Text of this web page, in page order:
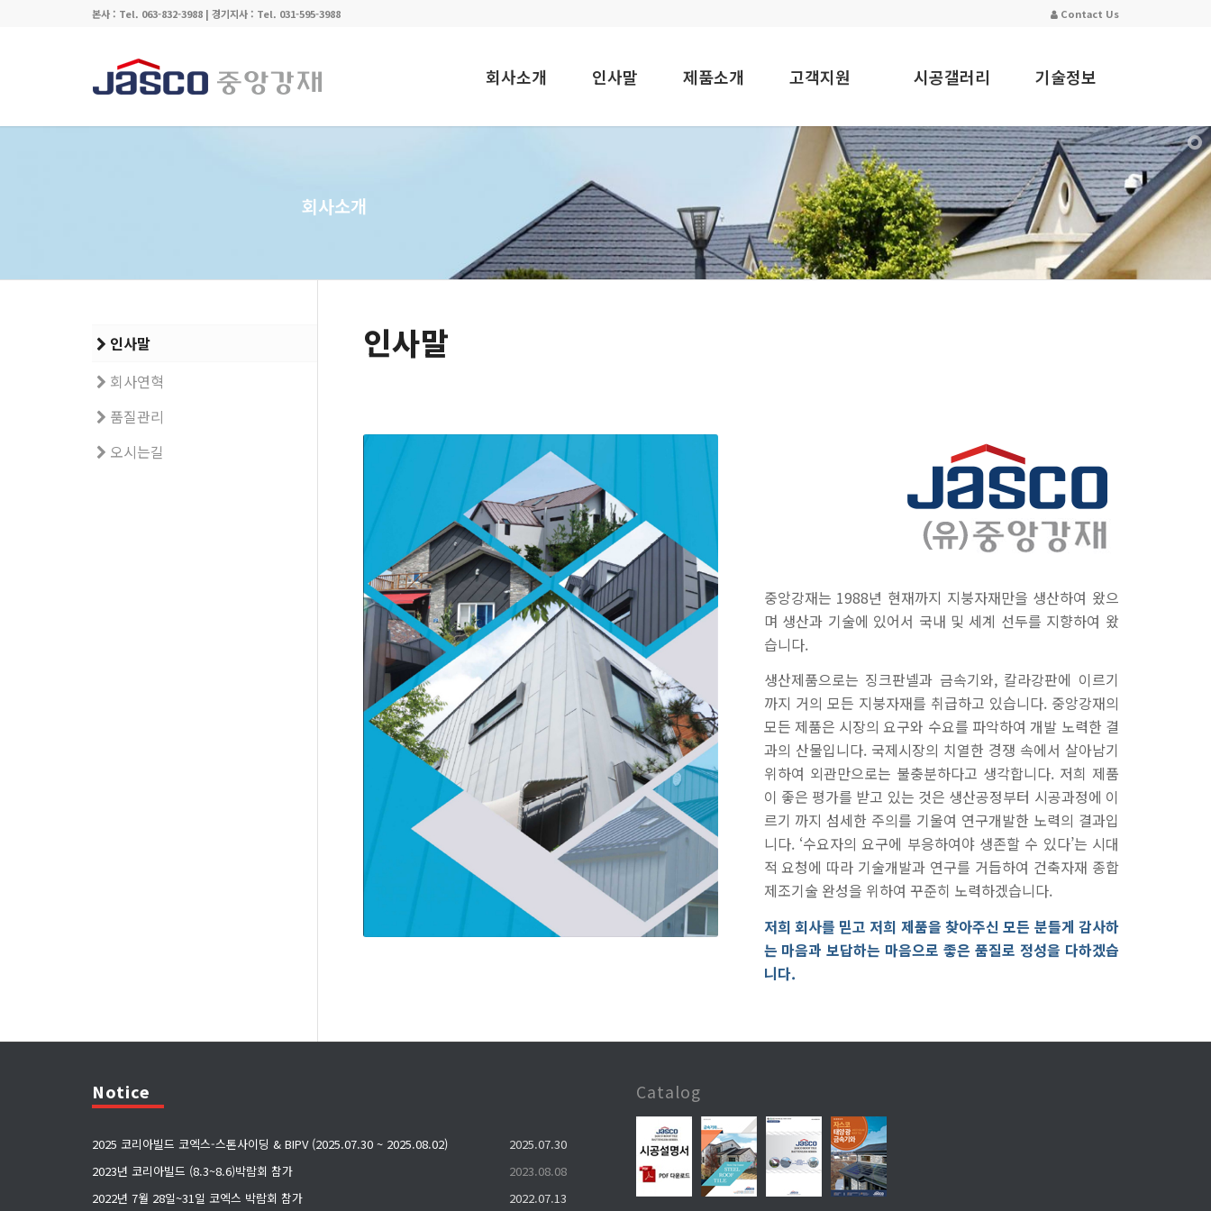
Contact Us
본사 : Tel. 063-832-3988 | 경기지사 : Tel. 031-595-3988
회사소개 인사말 제품소개 고객지원 시공갤러리 기술정보
회사소개
인사말
중앙강재는 1988년 현재까지 지붕자재만을 생산하여 왔으
며 생산과 기술에 있어서 국내 및 세계 선두를 지향하여 왔
습니다.
생산제품으로는 징크판넬과 금속기와, 칼라강판에 이르기
까지 거의 모든 지붕자재를 취급하고 있습니다. 중앙강재의
모든 제품은 시장의 요구와 수요를 파악하여 개발 노력한 결
과의 산물입니다. 국제시장의 치열한 경쟁 속에서 살아남기
위하여 외관만으로는 불충분하다고 생각합니다. 저희 제품
이 좋은 평가를 받고 있는 것은 생산공정부터 시공과정에 이
르기 까지 섬세한 주의를 기울여 연구개발한 노력의 결과입
니다. ‘수요자의 요구에 부응하여야 생존할 수 있다’는 시대
적 요청에 따라 기술개발과 연구를 거듭하여 건축자재 종합
제조기술 완성을 위하여 꾸준히 노력하겠습니다.
저희 회사를 믿고 저희 제품을 찾아주신 모든 분들게 감사하
는 마음과 보답하는 마음으로 좋은 품질로 정성을 다하겠습
니다.
인사말
회사연혁
품질관리
오시는길
Notice
2025 코리아빌드 코엑스-스톤사이딩 & BIPV (2025.07.30 ~ 2025.08.02)
2025.07.30
2023년 코리아빌드 (8.3~8.6)박람회 참가
2023.08.08
2022년 7월 28일~31일 코엑스 박람회 참가
2022.07.13
Catalog